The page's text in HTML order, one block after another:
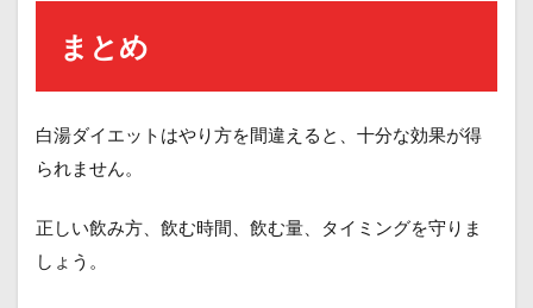
まとめ
白湯ダイエットはやり方を間違えると、十分な効果が得
られません。
正しい飲み方、飲む時間、飲む量、タイミングを守りま
しょう。